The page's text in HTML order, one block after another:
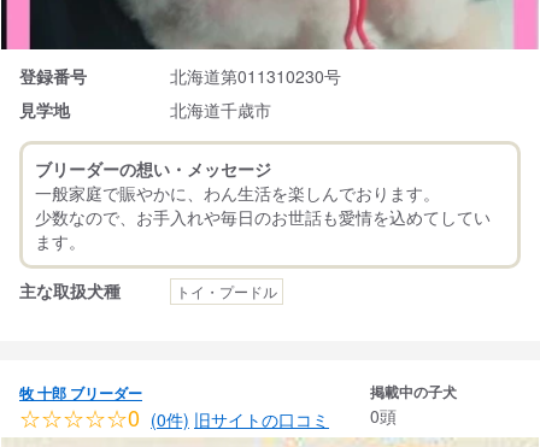
登録番号
北海道第011310230号
見学地
北海道千歳市
ブリーダーの想い・メッセージ
一般家庭で賑やかに、わん生活を楽しんでおります。
少数なので、お手入れや毎日のお世話も愛情を込めてしてい
主な取扱犬種 トイ・プードル
牧 十郎 ブリーダー
☆☆☆☆☆0 (0件) 旧サイトの口コミ
掲載中の子犬
0頭